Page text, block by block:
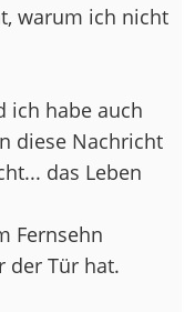
warum ich nicht
ich habe auch
diese Nachricht
das Leben
Fernsehn
der Tür hat.